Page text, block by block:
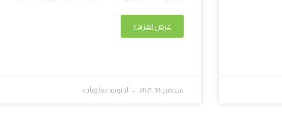
عرض المزيد »
سبتمبر 14, 2021 لا توجد تعليقات